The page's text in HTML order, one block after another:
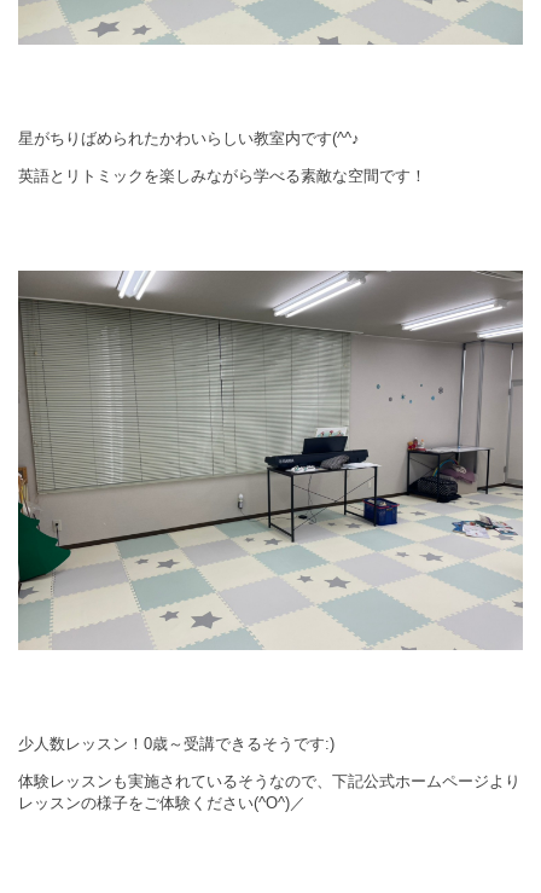
星がちりばめられたかわいらしい教室内です(^^♪
英語とリトミックを楽しみながら学べる素敵な空間です！
少人数レッスン！0歳～受講できるそうです:)
体験レッスンも実施されているそうなので、下記公式ホームページより
レッスンの様子をご体験ください(^O^)／